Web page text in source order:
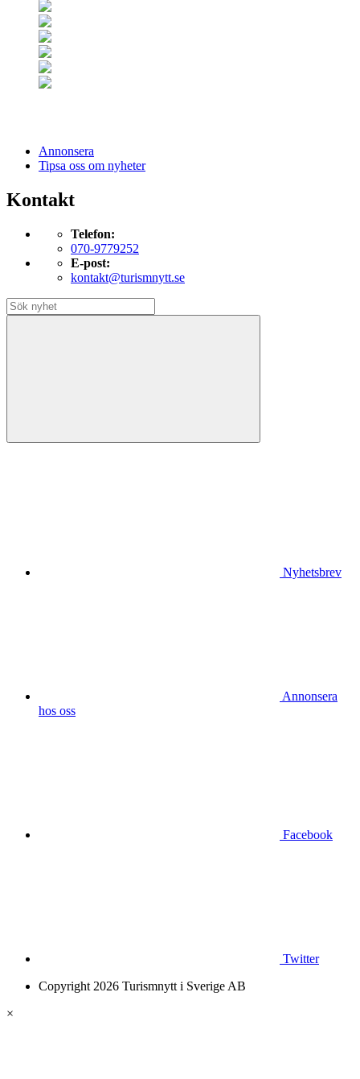
Annonsera
Tipsa oss om nyheter
Kontakt
Telefon:
070-9779252
E-post:
kontakt@turismnytt.se
Nyhetsbrev
Annonsera
hos oss
Facebook
Twitter
Copyright 2026 Turismnytt i Sverige AB
×